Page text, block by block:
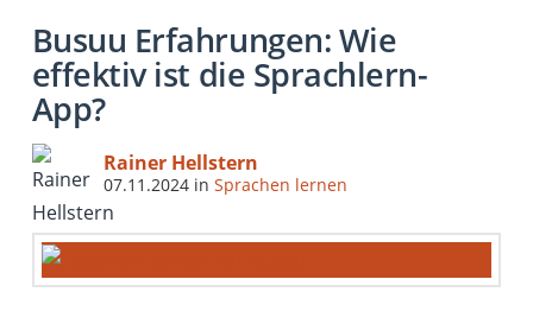
Busuu Erfahrungen: Wie
effektiv ist die Sprachlern-
App?
Rainer Hellstern
07.11.2024in Sprachen lernen